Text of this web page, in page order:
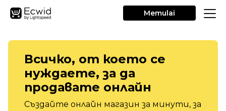
Memulai
Всичко, от което се
нуждаете, за да
продавате онлайн
Създайте онлайн магазин за минути, за